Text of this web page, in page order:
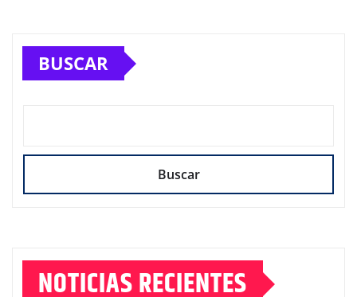
BUSCAR
Buscar
NOTICIAS RECIENTES